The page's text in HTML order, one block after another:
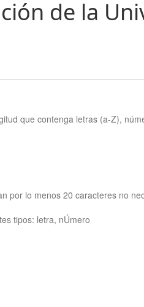
de la
que contenga letras (a-Z),
por lo menos 20 caracteres no
tipos: letra, nÚmero